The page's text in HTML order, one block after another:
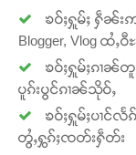
ၶဝ်ႈႁူမ်ႈ ႁဵၼ်း
Blogger, Vlog
ၶဝ်ႈႁူမ်ႈၵၢၼ်
ပူၵ်းပွင်ၵၢၼ်သိုဝ်ႇ
ၶဝ်ႈႁူမ်ႈပၢင်
တွႆႇႁွၵ်ႈၸတ်းႁဵတ်း